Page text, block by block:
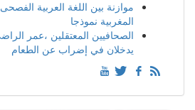
موازنة بين اللغة العربية الفصحى
المغربية نموذجا
الصحافيين المعتقلين ،عمر
يدخلان في إضراب عن الطعام